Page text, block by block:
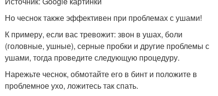
Но чеснок также эффективен при проблемах с ушами!
К примеру, если вас тревожит: звон в ушах, боли
(головные, ушные), серные пробки и другие проблемы с
ушами, тогда проведите следующую процедуру.
Нарежьте чеснок, обмотайте его в бинт и положите в
проблемное ухо, ложитесь так спать.